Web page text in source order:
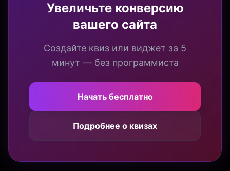
Увеличьте конверсию
вашего сайта
Создайте квиз или виджет за 5
минут — без программиста
Начать бесплатно
Подробнее о квизах